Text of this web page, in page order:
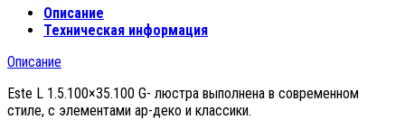
Описание
Техническая информация
Описание
Este L 1.5.100×35.100 G- люстра выполнена в современном
стиле, с элементами ар-деко и классики.